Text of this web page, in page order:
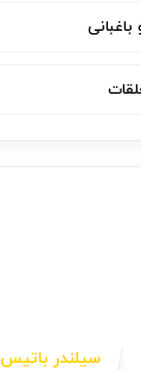
سیلندر باتیس 30014